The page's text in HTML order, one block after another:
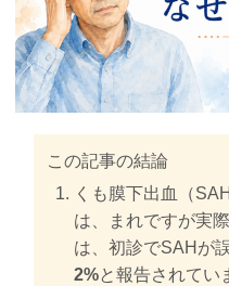
この記事の結論
くも膜下出血（
は、まれですが実
は、初診でSAHが
2%と報告されてい